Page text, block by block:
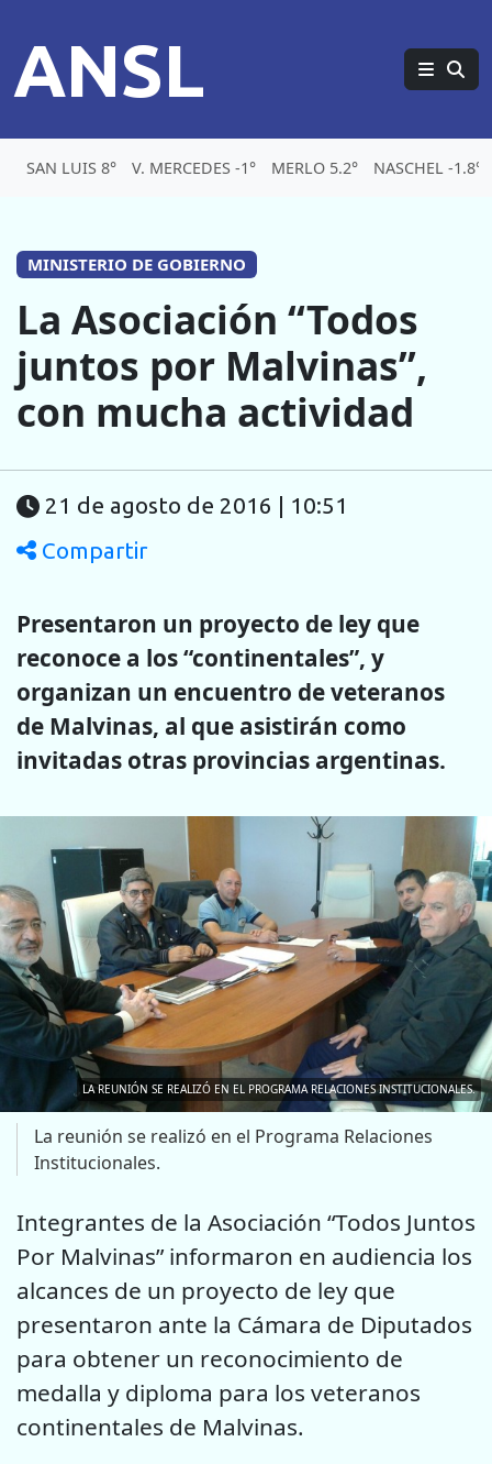
ANSL
SAN LUIS 8° V. MERCEDES -1° MERLO 5.2° NASCHEL -1.8°
MINISTERIO DE GOBIERNO
La Asociación “Todos
juntos por Malvinas”,
con mucha actividad
21 de agosto de 2016 | 10:51
Compartir
Presentaron un proyecto de ley que
reconoce a los “continentales”, y
organizan un encuentro de veteranos
de Malvinas, al que asistirán como
invitadas otras provincias argentinas.
LA REUNIÓN SE REALIZÓ EN EL PROGRAMA RELACIONES INSTITUCIONALES.
La reunión se realizó en el Programa Relaciones
Institucionales.
Integrantes de la Asociación “Todos Juntos
Por Malvinas” informaron en audiencia los
alcances de un proyecto de ley que
presentaron ante la Cámara de Diputados
para obtener un reconocimiento de
medalla y diploma para los veteranos
continentales de Malvinas.